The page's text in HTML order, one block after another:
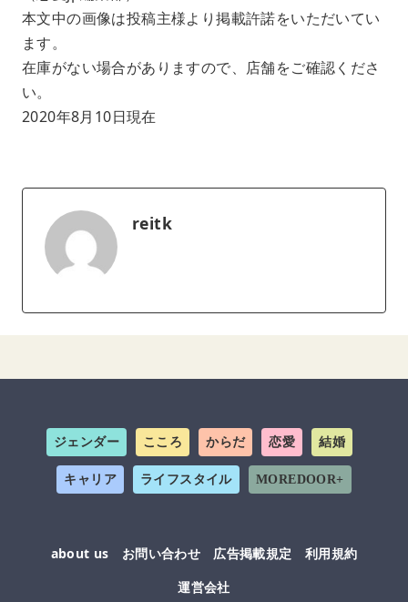
本文中の画像は投稿主様より掲載許諾をいただいてい
ます。
在庫がない場合がありますので、店舗をご確認くださ
い。
2020年8月10日現在
reitk
ジェンダー こころ からだ 恋愛 結婚
キャリア ライフスタイル MOREDOOR+
about us お問い合わせ 広告掲載規定
利用規約
運営会社